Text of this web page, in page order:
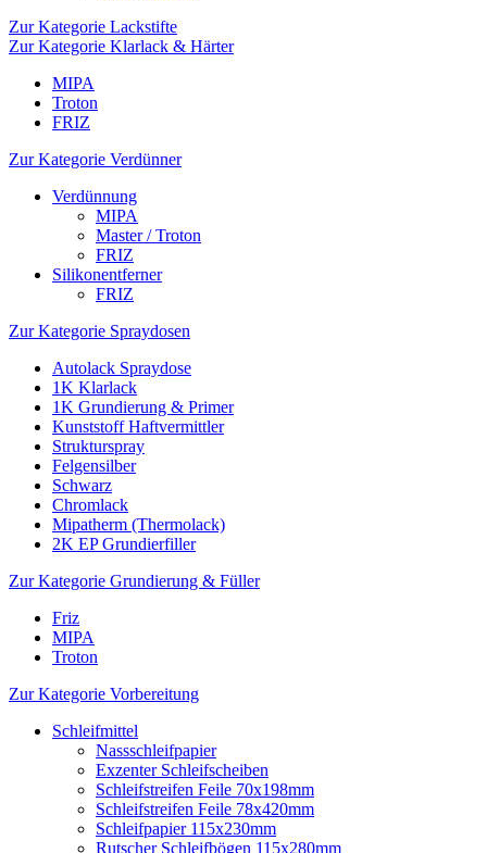
Zur Kategorie Lackstifte
Zur Kategorie Klarlack & Härter
MIPA
Troton
FRIZ
Zur Kategorie Verdünner
Verdünnung
MIPA
Master / Troton
FRIZ
Silikonentferner
FRIZ
Zur Kategorie Spraydosen
Autolack Spraydose
1K Klarlack
1K Grundierung & Primer
Kunststoff Haftvermittler
Strukturspray
Felgensilber
Schwarz
Chromlack
Mipatherm (Thermolack)
2K EP Grundierfiller
Zur Kategorie Grundierung & Füller
Friz
MIPA
Troton
Zur Kategorie Vorbereitung
Schleifmittel
Nassschleifpapier
Exzenter Schleifscheiben
Schleifstreifen Feile 70x198mm
Schleifstreifen Feile 78x420mm
Schleifpapier 115x230mm
Rutscher Schleifbögen 115x280mm